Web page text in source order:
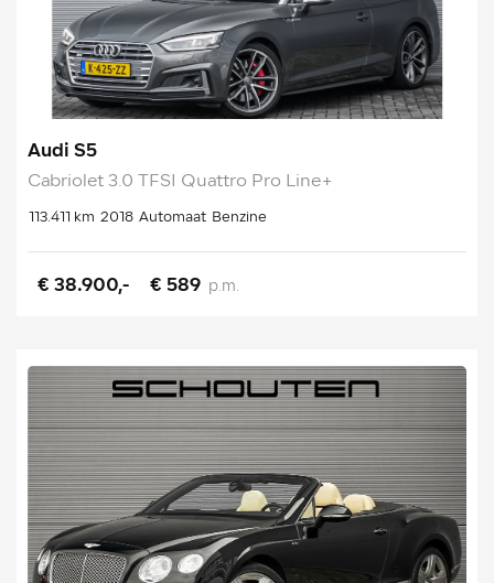
Audi S5
Cabriolet 3.0 TFSI Quattro Pro Line+
113.411 km 2018 Automaat Benzine
€ 38.900,- € 589 p.m.